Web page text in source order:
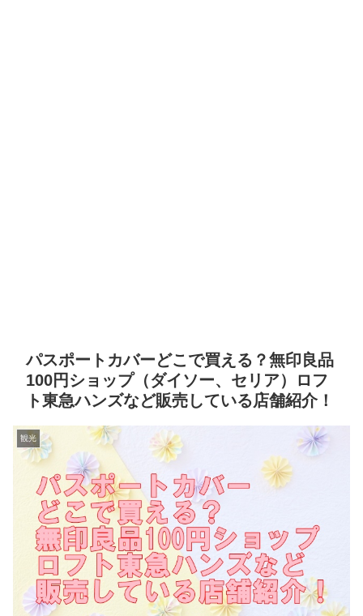
パスポートカバーどこで買える？無印良品
100円ショップ（ダイソー、セリア）ロフ
ト東急ハンズなど販売している店舗紹介！
観光